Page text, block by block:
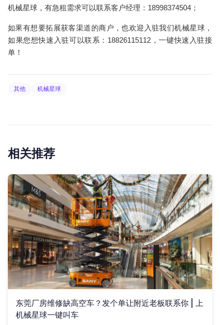
机械星球，有急租需求可以联系客户经理：18998374504；
如果有想要拓展获客渠道的商户，也欢迎入驻我们机械星球，
如果您想快速入驻可以联系：18826115112，一键快速入驻接
单！
其他 机械星球
相关推荐
东莞厂房维修缺高空车？发个单让附近老板联系你 | 上
机械星球一键叫车